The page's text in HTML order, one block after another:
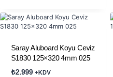
Saray Aluboard Koyu Ceviz
S1830 125×320 4mm 025
₺2.999 +KDV